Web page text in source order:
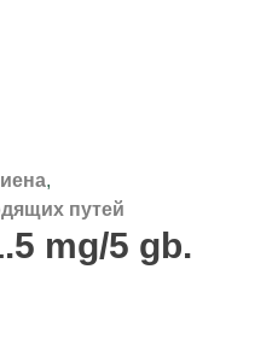
,
путей
mg/5 gb.
составляла €24.37.
€13.40.